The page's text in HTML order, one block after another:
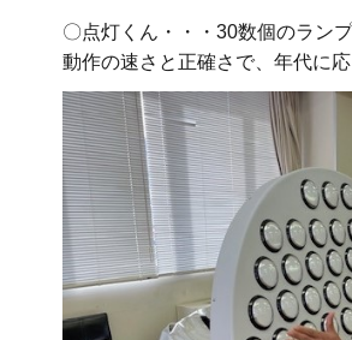
〇点灯くん・・・30数個のラン
動作の速さと正確さで、年代に